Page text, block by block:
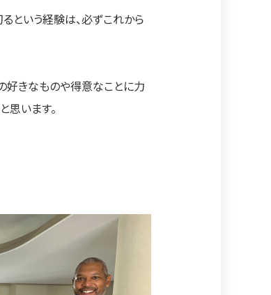
という経験は、必ずこれから
好きなものや得意なことに力
思います。